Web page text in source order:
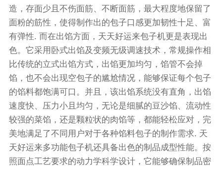
造，存面少且不伤面筋、不断面筋，最大程度地保留了
面粉的筋性，使得制作出的包子口感更加韧性十足、富
有弹性. 而在出馅方面，天天好运来包子机更是表现出
色。它采用卧式出馅及变频无级调速技术，常规操作相
比传统的立式出馅方式，出馅更加均匀，馅管不会掉
馅，也不会出现空包子的尴尬情况，能够保证每个包子
的馅料都饱满可口。并且，该出馅系统没有直角，出馅
速度快、压力小且均匀，无论是细腻的豆沙馅、流动性
较强的菜馅，还是颗粒状的肉馅等，都能轻松应对，完
美地满足了不同用户对于各种馅料包子的制作需求. 天
天好运来多功能包子机还具备出色的制品成型性能。按
照面点工艺要求的动力学科学设计，它能够确保制品密